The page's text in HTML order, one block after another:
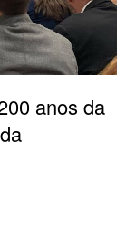
anos da